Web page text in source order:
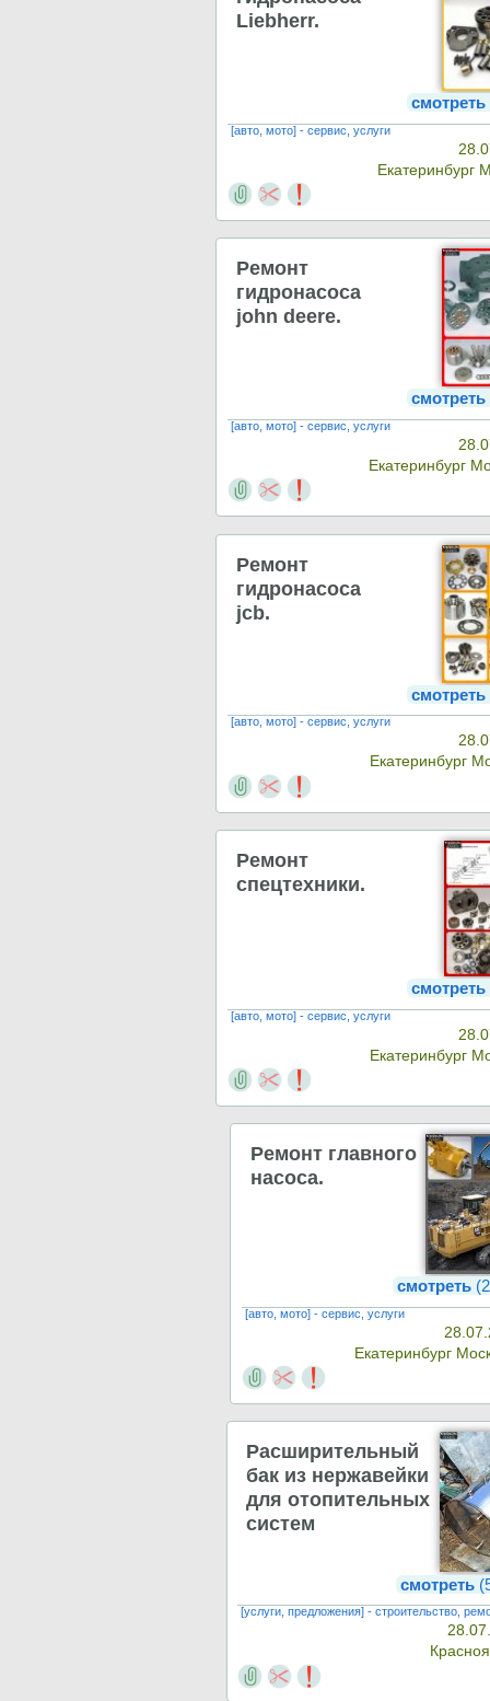
Liebherr.
смотреть
[авто, мото] - сервис, услуги
Екатеринбург
Ремонт
гидронасоса
john deere.
смотреть
[авто, мото] - сервис, услуги
Екатеринбург
Ремонт
гидронасоса
jcb.
смотреть
[авто, мото] - сервис, услуги
Екатеринбург
Ремонт
спецтехники.
смотреть
[авто, мото] - сервис, услуги
Екатеринбург
Ремонт главного
насоса.
смотреть
[авто, мото] - сервис, услуги
Екатеринбург
Расширительный
бак из нержавейки
для отопительных
систем
смотреть
[услуги, предложения] - строительство,